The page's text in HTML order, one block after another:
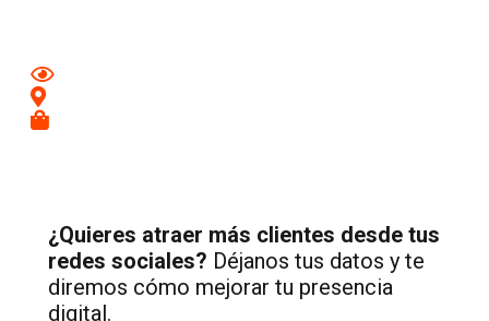
¿Quieres atraer más clientes desde tus
redes sociales? Déjanos tus datos y te
diremos cómo mejorar tu presencia
digital.